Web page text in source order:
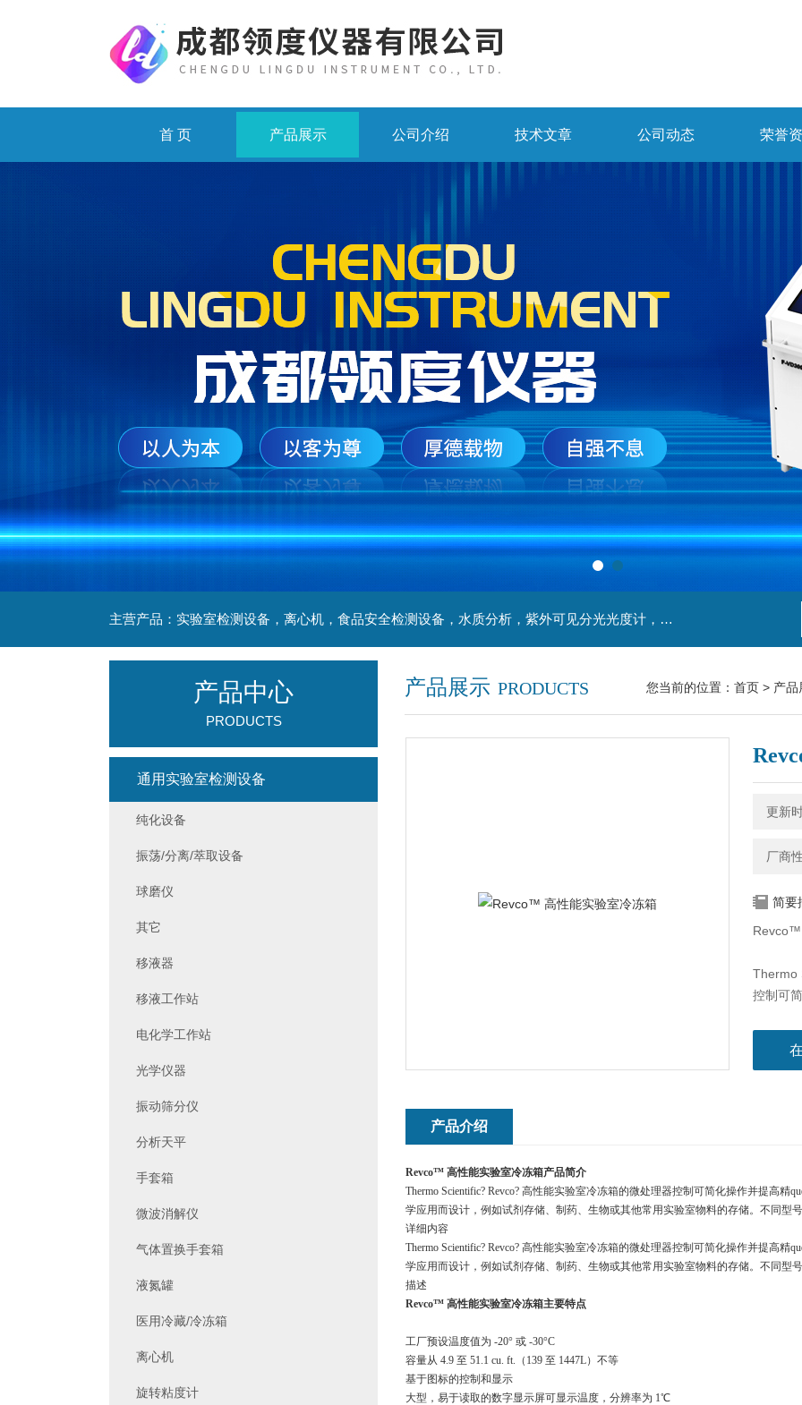
首 页 产品展示 公司介绍 技术文章 公司动态 荣誉
主营产品：实验室检测设备，离心机，食品安全检测设备，水质分析，紫外可见分光光度计，液氮罐，万分之一天平，离心机生物实验室工程，移液器
产品展示 PRODUCTS 您当前的位置： 首页 > 产品
更新
厂商
简要
Revco™
Thermo
控制可
不同的
产品介绍
Revco™ 高性能实验室冷冻箱产品简介
Thermo Scientific? Revco? 高性能实验室冷冻箱的微处理器控制可简化操作并提高精
学应用而设计，例如试剂存储、制药、生物或其他常用实验室物料的存储。不同型
详细内容
Thermo Scientific? Revco? 高性能实验室冷冻箱的微处理器控制可简化操作并提高精
学应用而设计，例如试剂存储、制药、生物或其他常用实验室物料的存储。不同型
描述
Revco™ 高性能实验室冷冻箱主要特点
工厂预设温度值为 -20° 或 -30°C
容量从 4.9 至 51.1 cu. ft.（139 至 1447L）不等
基于图标的控制和显示
大型，易于读取的数字显示屏可显示温度，分辨率为 1℃
产品中心
PRODUCTS
通用实验室检测设备
纯化设备
振荡/分离/萃取设备
球磨仪
其它
移液器
移液工作站
电化学工作站
光学仪器
振动筛分仪
分析天平
手套箱
微波消解仪
气体置换手套箱
液氮罐
医用冷藏/冷冻箱
离心机
旋转粘度计